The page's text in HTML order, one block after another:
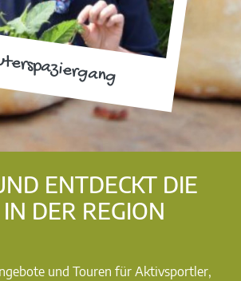
ENTDECKT DIE
DER REGION
und Touren für Aktivsportler,